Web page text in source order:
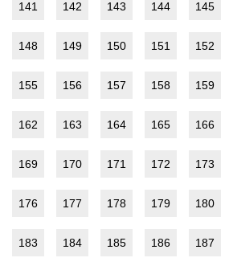
141 142 143 144 145
148 149 150 151 152
155 156 157 158 159
162 163 164 165 166
169 170 171 172 173
176 177 178 179 180
183 184 185 186 187